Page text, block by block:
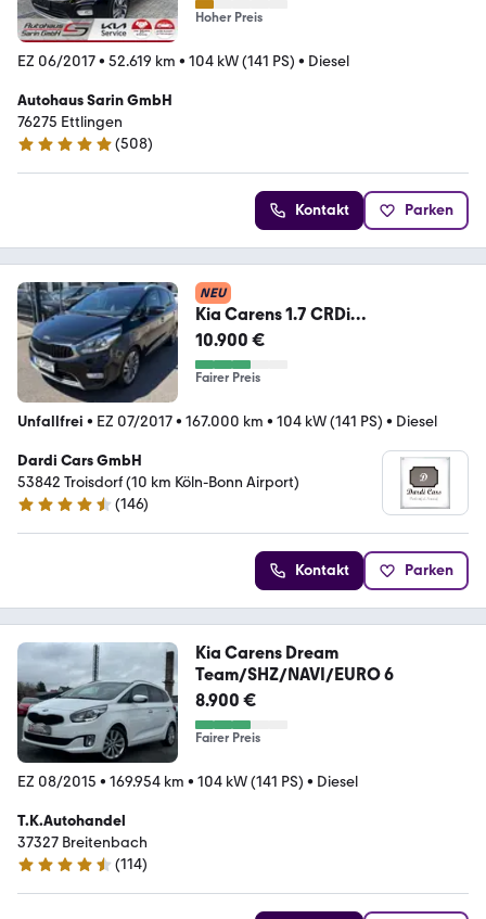
Hoher Preis
EZ 06/2017• 52.619 km • 104 kW (141 PS) • Diesel
Autohaus Sarin GmbH
76275 Ettlingen
4.9 Sterne
(508)
Kontakt Parken
NEU
Kia Carens 1.7 CRDi
Aut./Navi+Camera/Panorama/7P
/AHK
10.900 €
Fairer Preis
Unfallfrei • EZ 07/2017• 167.000 km • 104 kW (141 PS) • Diesel
Dardi Cars GmbH
53842 Troisdorf (10 km Köln-Bonn Airport)
4.4 Sterne
(146)
Kontakt Parken
Kia Carens Dream
Team/SHZ/NAVI/EURO 6
8.900 €
Fairer Preis
EZ 08/2015 • 169.954 km • 104 kW (141 PS) • Diesel
T.K.Autohandel
37327 Breitenbach
4.5 Sterne
(114)